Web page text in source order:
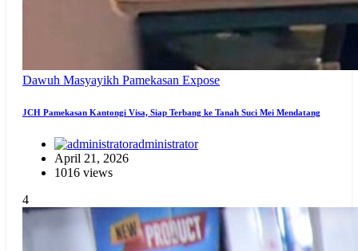
Dawuh Masyayikh Pamekasan Expose
JCH Pamekasan Kantongi Visa, Siap Terbang ke Tanah Suci Mei Mendatang
administrator
April 21, 2026
1016 views
4